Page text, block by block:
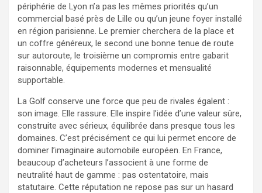
périphérie de Lyon n’a pas les mêmes priorités qu’un
commercial basé près de Lille ou qu’un jeune foyer installé
en région parisienne. Le premier cherchera de la place et
un coffre généreux, le second une bonne tenue de route
sur autoroute, le troisième un compromis entre gabarit
raisonnable, équipements modernes et mensualité
supportable.
La Golf conserve une force que peu de rivales égalent :
son image. Elle rassure. Elle inspire l’idée d’une valeur sûre,
construite avec sérieux, équilibrée dans presque tous les
domaines. C’est précisément ce qui lui permet encore de
dominer l’imaginaire automobile européen. En France,
beaucoup d’acheteurs l’associent à une forme de
neutralité haut de gamme : pas ostentatoire, mais
statutaire. Cette réputation ne repose pas sur un hasard